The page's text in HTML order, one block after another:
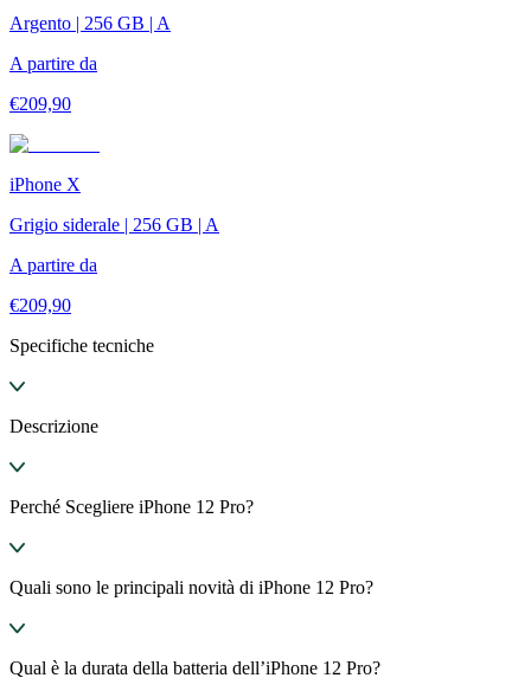
Argento | 256 GB | A
A partire da
€209,90
iPhone X
Grigio siderale | 256 GB | A
A partire da
€209,90
Specifiche tecniche
Descrizione
Perché Scegliere iPhone 12 Pro?
Quali sono le principali novità di iPhone 12 Pro?
Qual è la durata della batteria dell’iPhone 12 Pro?